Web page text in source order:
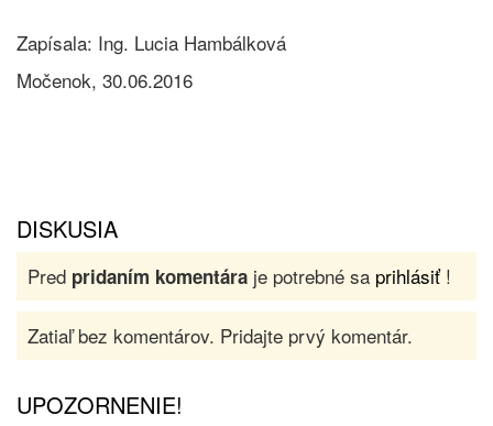
Zapísala: Ing. Lucia Hambálková
Močenok, 30.06.2016
DISKUSIA
Pred pridaním komentára je potrebné sa prihlásiť!
Zatiaľ bez komentárov. Pridajte prvý komentár.
UPOZORNENIE!